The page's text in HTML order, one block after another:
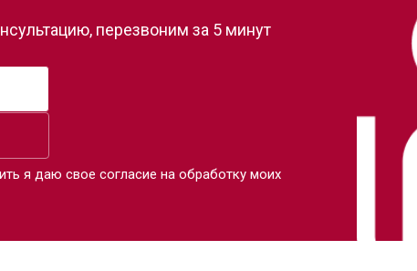
перезвоним за 5 минут
я даю свое согласие на обработку моих